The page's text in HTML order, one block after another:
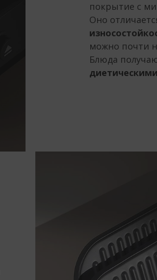
покрытие с
Оно
можно почти
Блюда